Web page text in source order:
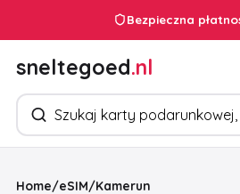
Bezpieczna
sneltegoed.nl
Szukaj produktów
Home/eSIM/Kamerun